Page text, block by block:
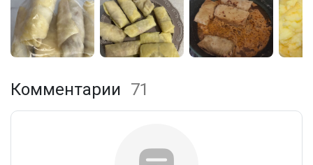
Комментарии 71